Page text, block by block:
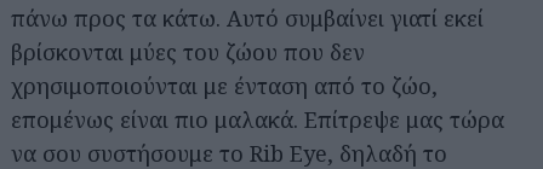
πάνω προς τα κάτω. Αυτό συμβαίνει γιατί εκεί
βρίσκονται μύες του ζώου που δεν
χρησιμοποιούνται με ένταση από το ζώο,
επομένως είναι πιο μαλακά. Επίτρεψε μας τώρα
να σου συστήσουμε το Rib Eye, δηλαδή το